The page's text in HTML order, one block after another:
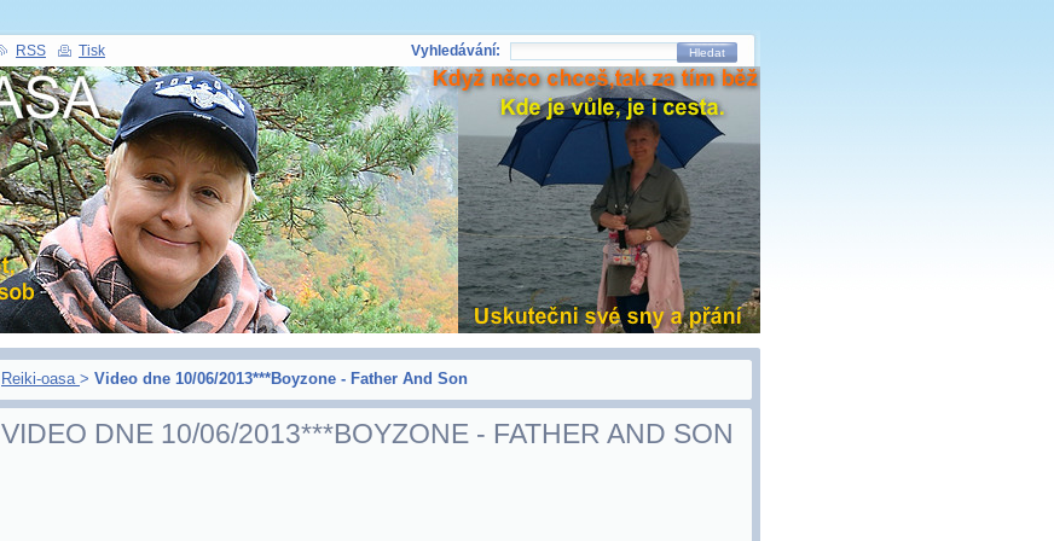
Reiki-oasa > Video dne 10/06/2013***Boyzone - Father And Son
VIDEO DNE 10/06/2013***BOYZONE - FATHER AND SON
RSS Tisk Vyhledávání: Hledat